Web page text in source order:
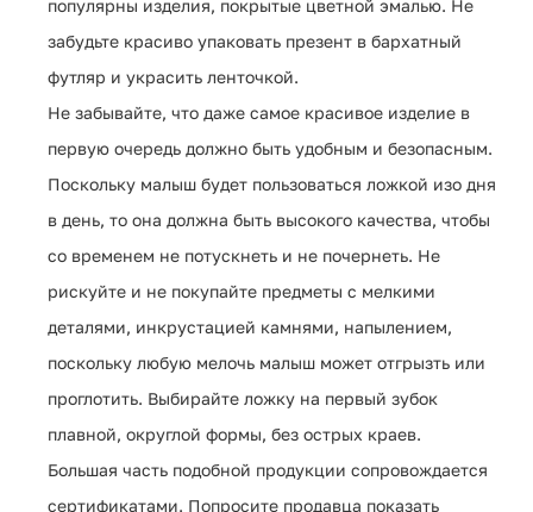
популярны изделия, покрытые цветной эмалью. Не
забудьте красиво упаковать презент в бархатный
футляр и украсить ленточкой.
Не забывайте, что даже самое красивое изделие в
первую очередь должно быть удобным и безопасным.
Поскольку малыш будет пользоваться ложкой изо дня
в день, то она должна быть высокого качества, чтобы
со временем не потускнеть и не почернеть. Не
рискуйте и не покупайте предметы с мелкими
деталями, инкрустацией камнями, напылением,
поскольку любую мелочь малыш может отгрызть или
проглотить. Выбирайте ложку на первый зубок
плавной, округлой формы, без острых краев.
Большая часть подобной продукции сопровождается
сертификатами. Попросите продавца показать